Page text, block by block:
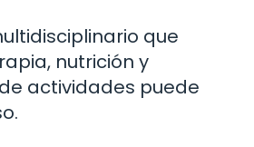
que
nutrición y
actividades puede